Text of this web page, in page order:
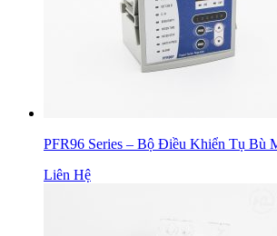
PFR96 Series – Bộ Điều Khiển Tụ Bù
Liên Hệ